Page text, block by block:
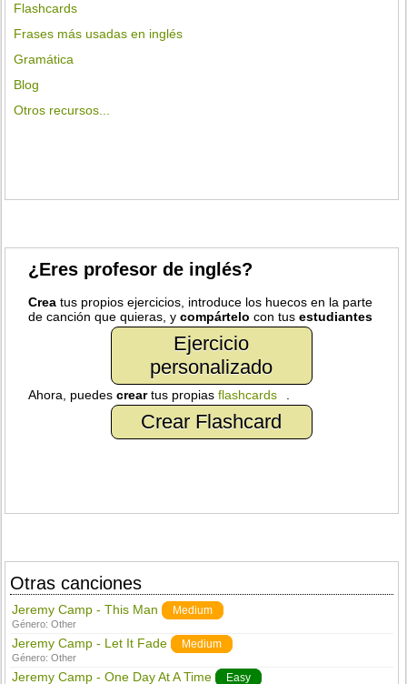
Flashcards
Frases más usadas en inglés
Gramática
Blog
Otros recursos...
¿Eres profesor de inglés?
Crea tus propios ejercicios, introduce los huecos en la parte
de canción que quieras, ycompártelo con tusestudiantes
Ejercicio
personalizado
Ahora, puedescreartus propiasflashcards
Crear Flashcard
Otras canciones
Jeremy Camp - This Man Medium
Género:Other
Jeremy Camp - Let It Fade Medium
Género:Other
Jeremy Camp - One Day At A Time Easy